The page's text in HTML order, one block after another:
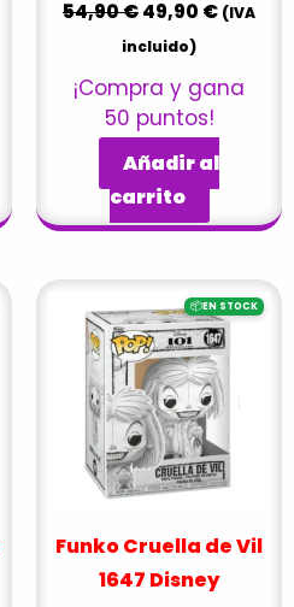
54,90€49,90 € (IVA
incluido)
¡Compra y gana
50 puntos!
Añadir al
carrito
📦EN STOCK
Funko Cruella de Vil
1647 Disney